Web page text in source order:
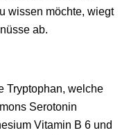
wissen möchte, wiegt
ab.
Tryptophan, welche
Serotonin
Vitamin B 6 und